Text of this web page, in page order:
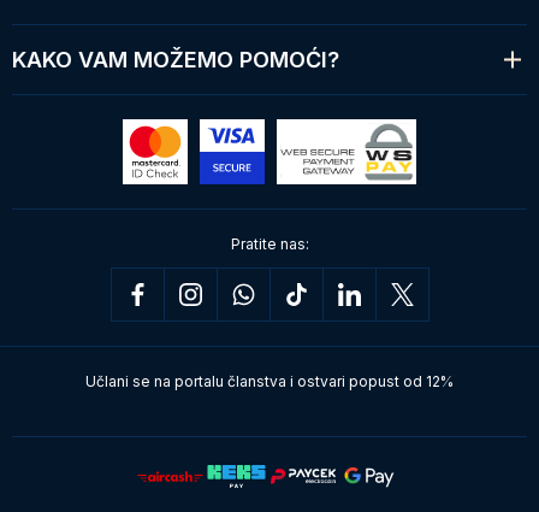
KAKO VAM MOŽEMO POMOĆI?
Pratite nas:
Učlani se na portalu članstva i ostvari popust od 12%